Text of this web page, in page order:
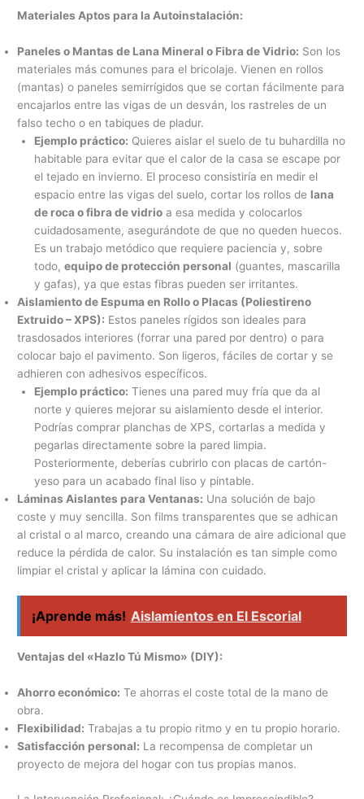
Materiales Aptos para la Autoinstalación:
Paneles o Mantas de Lana Mineral o Fibra de Vidrio: Son los
materiales más comunes para el bricolaje. Vienen en rollos
(mantas) o paneles semirrígidos que se cortan fácilmente para
encajarlos entre las vigas de un desván, los rastreles de un
falso techo o en tabiques de pladur.
Ejemplo práctico: Quieres aislar el suelo de tu buhardilla no
habitable para evitar que el calor de la casa se escape por
el tejado en invierno. El proceso consistiría en medir el
espacio entre las vigas del suelo, cortar los rollos de lana
de roca o fibra de vidrioa esa medida y colocarlos
cuidadosamente, asegurándote de que no queden huecos.
Es un trabajo metódico que requiere paciencia y, sobre
todo, equipo de protección personal (guantes, mascarilla
y gafas), ya que estas fibras pueden ser irritantes.
Aislamiento de Espuma en Rollo o Placas (Poliestireno
Extruido – XPS): Estos paneles rígidos son ideales para
trasdosados interiores (forrar una pared por dentro) o para
colocar bajo el pavimento. Son ligeros, fáciles de cortar y se
adhieren con adhesivos específicos.
Ejemplo práctico: Tienes una pared muy fría que da al
norte y quieres mejorar su aislamiento desde el interior.
Podrías comprar planchas de XPS, cortarlas a medida y
pegarlas directamente sobre la pared limpia.
Posteriormente, deberías cubrirlo con placas de cartón-
yeso para un acabado final liso y pintable.
Láminas Aislantes para Ventanas: Una solución de bajo
coste y muy sencilla. Son films transparentes que se adhican
al cristal o al marco, creando una cámara de aire adicional que
reduce la pérdida de calor. Su instalación es tan simple como
limpiar el cristal y aplicar la lámina con cuidado.
¡Aprende más! Aislamientos en El Escorial
Ventajas del «Hazlo Tú Mismo» (DIY):
Ahorro económico: Te ahorras el coste total de la mano de
obra.
Flexibilidad: Trabajas a tu propio ritmo y en tu propio horario.
Satisfacción personal: La recompensa de completar un
proyecto de mejora del hogar con tus propias manos.